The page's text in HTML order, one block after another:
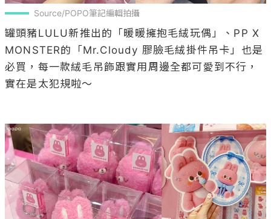
Source/POPO筆記編輯拍攝
罐頭豬LULU新推出的「暖暖擁抱毛絨玩偶」、PP X
MONSTER的「Mr.Cloudy 膠臉毛絨掛件吊卡」也是
必買，每一款絨毛吊飾跟實用周邊全都可愛到不行，
實在是太犯規啦～